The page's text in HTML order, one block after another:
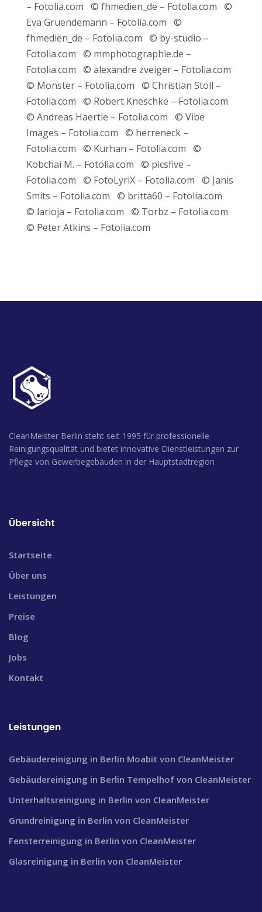
– Fotolia.com © fhmedien_de – Fotolia.com ©
Eva Gruendemann – Fotolia.com ©
fhmedien_de – Fotolia.com © by-studio –
Fotolia.com © mmphotographie.de –
Fotolia.com © alexandre zveiger – Fotolia.com
© Monster – Fotolia.com © Christian Stoll –
Fotolia.com © Robert Kneschke – Fotolia.com
© Andreas Haertle – Fotolia.com © Vibe
Images – Fotolia.com © herreneck –
Fotolia.com © Kurhan – Fotolia.com ©
Kobchai M. – Fotolia.com © picsfive –
Fotolia.com © FotoLyriX – Fotolia.com © Janis
Smits – Fotolia.com © britta60 – Fotolia.com
© larioja – Fotolia.com © Torbz – Fotolia.com
© Peter Atkins – Fotolia.com
CleanMeister Berlin steht seit 1995 für professionelle
Reinigungsqualität und bietet innovative Dienstleistungen zur
Pflege von Gewerbegebäuden in der Hauptstadtregion
Übersicht
Startseite
Über uns
Leistungen
Preise
Blog
Jobs
Kontakt
Leistungen
Gebäudereinigung in Berlin Moabit von CleanMeister
Gebäudereinigung in Berlin Tempelhof von CleanMeister
Unterhaltsreinigung in Berlin von CleanMeister
Grundreinigung in Berlin von CleanMeister
Fensterreinigung in Berlin von CleanMeister
Glasreinigung in Berlin von CleanMeister